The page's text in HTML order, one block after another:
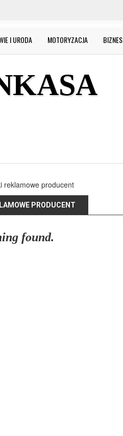
I URODA MOTORYZACJA BIZNES
reklamowe producent
PRODUCENT
found.